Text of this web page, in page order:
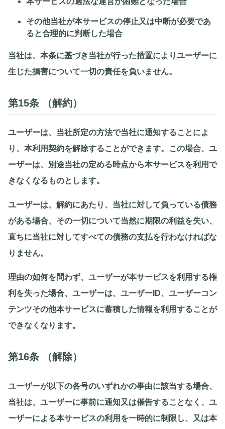
その他当社が本サービスの停止又は中断が必要であ
ると合理的に判断した場合
当社は、本条に基づき当社が行った措置によりユーザーに
生じた損害について一切の責任を負いません。
第15条 （解約）
ユーザーは、当社所定の方法で当社に通知することによ
り、本利用契約を解除することができます。この場合、ユ
ーザーは、別途当社の定める時点から本サービスを利用で
きなくなるものとします。
ユーザーは、解約にあたり、当社に対して負っている債務
がある場合、その一切について当然に期限の利益を失い、
直ちに当社に対してすべての債務の支払を行わなければな
りません。
理由の如何を問わず、ユーザーが本サービスを利用する権
利を失った場合、ユーザーは、ユーザーID、ユーザーコン
テンツその他本サービスに蓄積した情報を利用することが
できなくなります。
第16条 （解除）
ユーザーが以下の各号のいずれかの事由に該当する場合、
当社は、ユーザーに事前に通知又は催告することなく、ユ
ーザーによる本サービスの利用を一時的に制限し、又は本